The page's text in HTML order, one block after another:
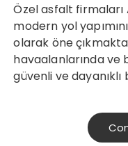
Özel asfalt firmaları Ankara ile asfalt malzemesi,
modern yol
olarak öne
havaalanlarında ve
güvenli ve